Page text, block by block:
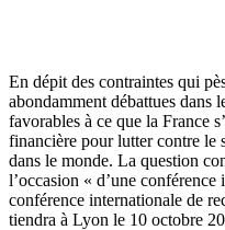
En dépit des contraintes qui
abondamment débattues dans
favorables à ce que la France
financière pour lutter contre le
dans le monde. La question
l’occasion « d’une
conférence internationale de
tiendra à Lyon le 10 octobre